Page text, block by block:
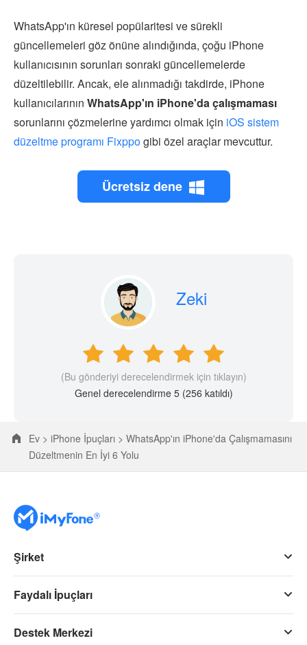
WhatsApp'ın küresel popülaritesi ve sürekli
güncellemeleri göz önüne alındığında, çoğu iPhone
kullanıcısının sorunları sonraki güncellemelerde
düzeltilebilir. Ancak, ele alınmadığı takdirde, iPhone
kullanıcılarının WhatsApp'ın iPhone'da çalışmaması
sorunlarını çözmelerine yardımcı olmak için iOS sistem
düzeltme programı Fixppogibi özel araçlar mevcuttur.
Ücretsiz dene
Zeki
(Bu gönderiyi derecelendirmek için tıklayın)
Genel derecelendirme 5 (256 katıldı)
Ev > iPhone İpuçları > WhatsApp'ın iPhone'da Çalışmamasını
Düzeltmenin En İyi 6 Yolu
Şirket
Faydalı İpuçları
Destek Merkezi